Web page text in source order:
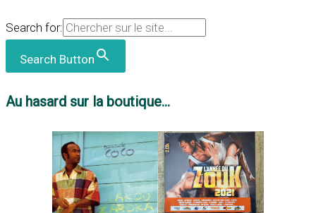
Search for:
Search Button
Au hasard sur la boutique...